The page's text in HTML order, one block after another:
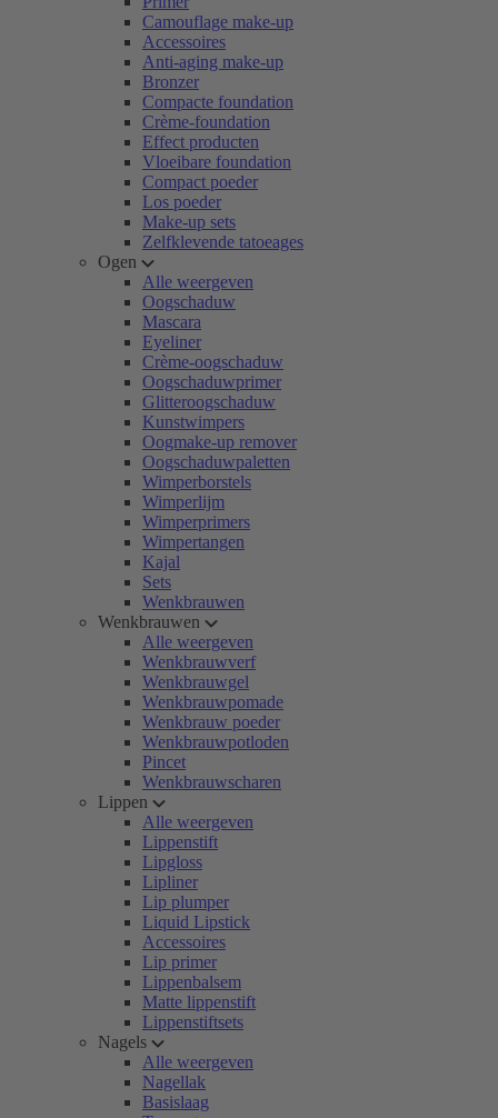
Camouflage make-up
Accessoires
Anti-aging make-up
Bronzer
Compacte foundation
Crème-foundation
Effect producten
Vloeibare foundation
Compact poeder
Los poeder
Make-up sets
Zelfklevende tatoeages
Ogen
Alle weergeven
Oogschaduw
Mascara
Eyeliner
Crème-oogschaduw
Oogschaduwprimer
Glitteroogschaduw
Kunstwimpers
Oogmake-up remover
Oogschaduwpaletten
Wimperborstels
Wimperlijm
Wimperprimers
Wimpertangen
Kajal
Sets
Wenkbrauwen
Wenkbrauwen
Alle weergeven
Wenkbrauwverf
Wenkbrauwgel
Wenkbrauwpomade
Wenkbrauw poeder
Wenkbrauwpotloden
Pincet
Wenkbrauwscharen
Lippen
Alle weergeven
Lippenstift
Lipgloss
Lipliner
Lip plumper
Liquid Lipstick
Accessoires
Lip primer
Lippenbalsem
Matte lippenstift
Lippenstiftsets
Nagels
Alle weergeven
Nagellak
Basislaag